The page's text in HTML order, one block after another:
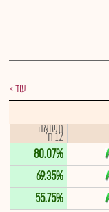
עוד
תשואה
12 ח'
80.07%
69.35%
55.75%